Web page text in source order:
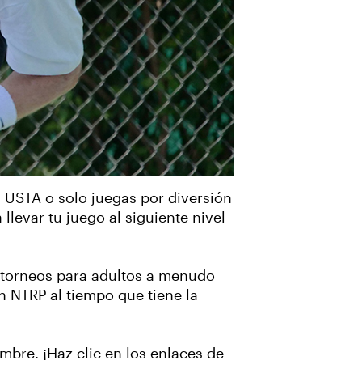
o solo juegas por diversión
tu juego al siguiente nivel
para adultos a menudo
al tiempo que tiene la
¡Haz clic en los enlaces de